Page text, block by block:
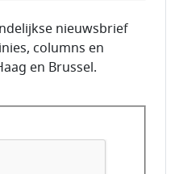
nieuwsbrief
columns en
en Brussel.